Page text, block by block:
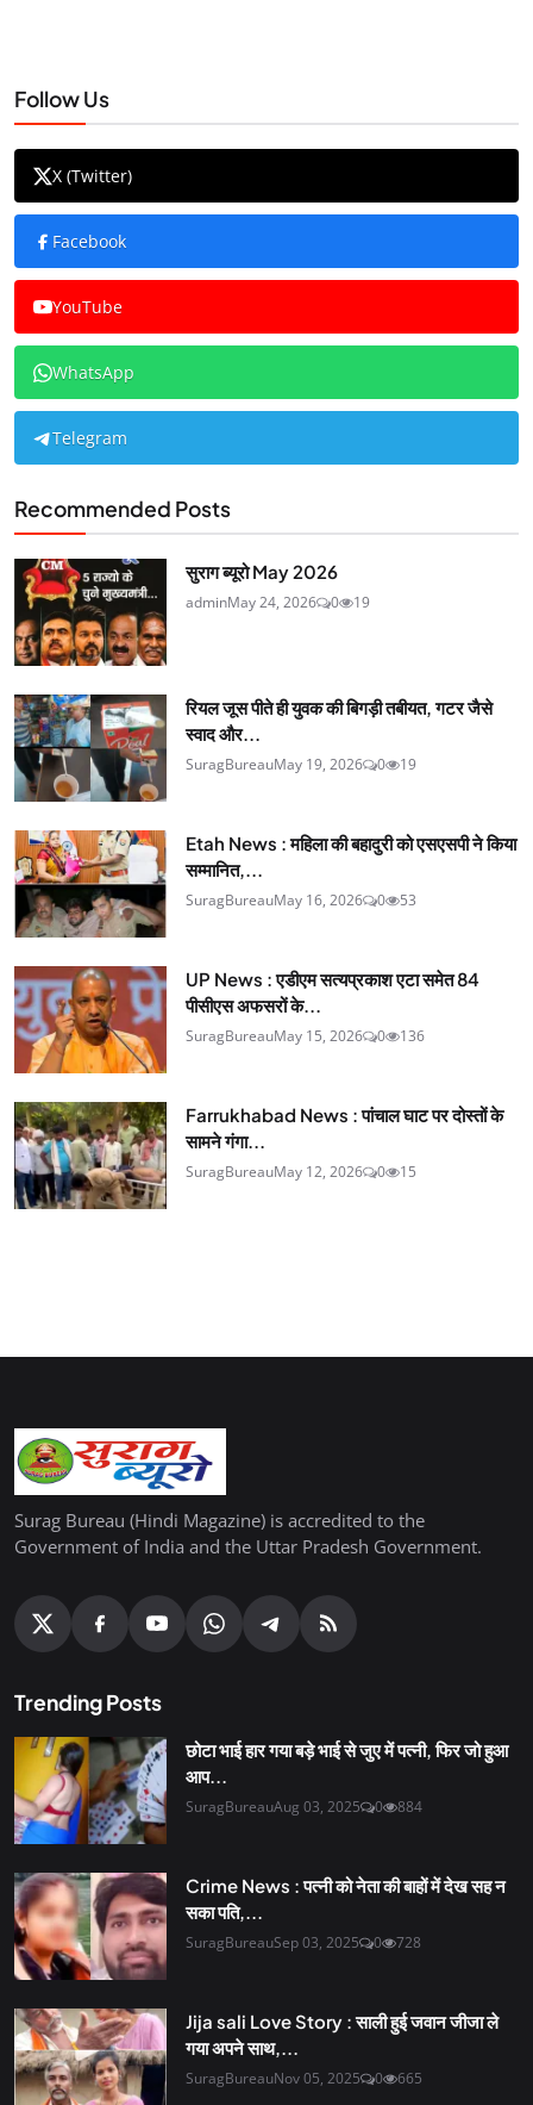
Follow Us
X (Twitter)
Facebook
YouTube
WhatsApp
Telegram
Recommended Posts
सुराग ब्यूरो May 2026
adminMay 24, 2026 0 19
रियल जूस पीते ही युवक की बिगड़ी तबीयत, गटर जैसे
स्वाद और...
SuragBureauMay 19, 2026 0 19
Etah News : महिला की बहादुरी को एसएसपी ने किया
सम्मानित,...
SuragBureauMay 16, 2026 0 53
UP News : एडीएम सत्यप्रकाश एटा समेत 84
पीसीएस अफसरों के...
SuragBureauMay 15, 2026 0 136
Farrukhabad News : पांचाल घाट पर दोस्तों के
सामने गंगा...
SuragBureauMay 12, 2026 0 15
Surag Bureau (Hindi Magazine) is accredited to the
Government of India and the Uttar Pradesh Government.
Trending Posts
छोटा भाई हार गया बड़े भाई से जुए में पत्नी, फिर जो हुआ
आप...
SuragBureauAug 03, 2025 0 884
Crime News : पत्नी को नेता की बाहों में देख सह न
सका पति,...
SuragBureauSep 03, 2025 0 728
Jija sali Love Story : साली हुई जवान जीजा ले
गया अपने साथ,...
SuragBureauNov 05, 2025 0 665